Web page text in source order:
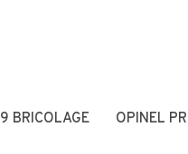
BRICOLAGE
OPINEL